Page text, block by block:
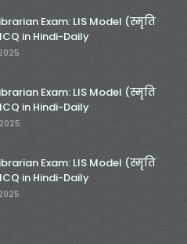
Exam: LIS Model (स्मृति
in Hindi-Daily
Exam: LIS Model (स्मृति
in Hindi-Daily
Exam: LIS Model (स्मृति
in Hindi-Daily